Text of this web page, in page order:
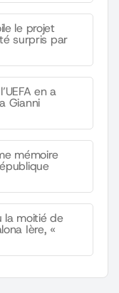
le projet
surpris par
en a
Gianni
mémoire
la moitié de
Ière, «